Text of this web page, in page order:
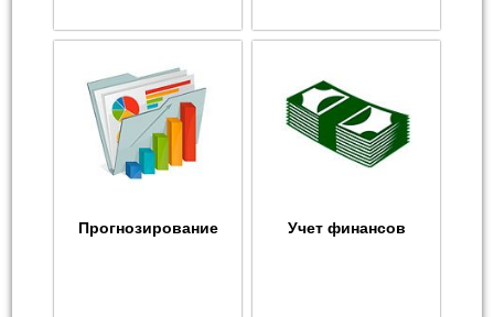
Прогнозирование Учет финансов